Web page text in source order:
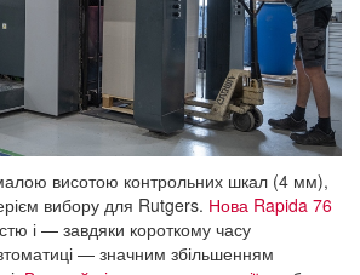
висотою контрольних шкал (4 мм),
вибору для Rutgers. Нова Rapida 76
і — завдяки короткому часу
— значним збільшенням